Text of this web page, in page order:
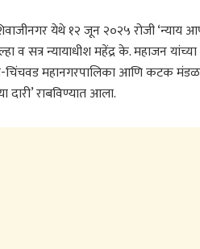
येथे १२ जून २०२५ रोजी ‘न्याय
व सत्र न्यायाधीश महेंद्र के. महाजन
महानगरपालिका आणि कटक मंडळ
दारी’ राबविण्यात आला.